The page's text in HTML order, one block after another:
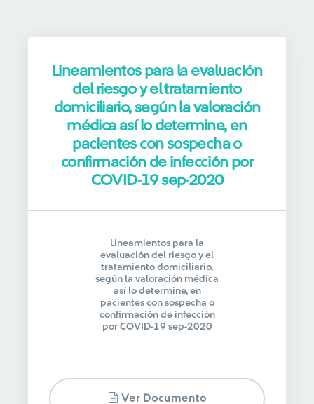
Lineamientos para la evaluación
del riesgo y el tratamiento
domiciliario, según la valoración
médica así lo determine, en
pacientes con sospecha o
confirmación de infección por
COVID-19 sep-2020
Lineamientos para la
evaluación del riesgo y el
tratamiento domiciliario,
según la valoración médica
así lo determine, en
pacientes con sospecha o
confirmación de infección
por COVID-19 sep-2020
Ver Documento